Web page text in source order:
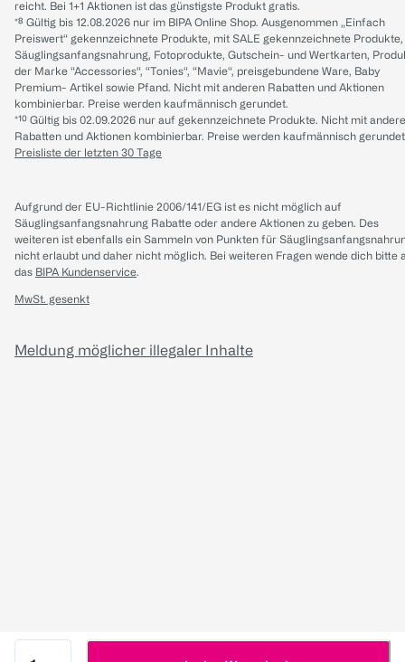
reicht. Bei 1+1 Aktionen ist das günstigste Produkt gratis.
*⁸ Gültig bis 12.08.2026 nur im BIPA Online Shop. Ausgenommen „Einfach
Preiswert“ gekennzeichnete Produkte, mit SALE gekennzeichnete Produkte,
Säuglingsanfangsnahrung, Fotoprodukte, Gutschein- und Wertkarten,
der Marke “Accessories“, “Tonies“, “Mavie“, preisgebundene Ware, Baby
Premium- Artikel sowie Pfand. Nicht mit anderen Rabatten und Aktionen
kombinierbar. Preise werden kaufmännisch gerundet.
*¹⁰ Gültig bis 02.09.2026 nur auf gekennzeichnete Produkte. Nicht mit
Rabatten und Aktionen kombinierbar. Preise werden kaufmännisch
Preisliste der letzten 30 Tage
Aufgrund der EU-Richtlinie 2006/141/EG ist es nicht möglich auf
Säuglingsanfangsnahrung Rabatte oder andere Aktionen zu geben. Des
weiteren ist ebenfalls ein Sammeln von Punkten für
nicht erlaubt und daher nicht möglich. Bei weiteren Fragen wende dich bitte
das BIPA Kundenservice.
MwSt. gesenkt
Meldung möglicher illegaler Inhalte